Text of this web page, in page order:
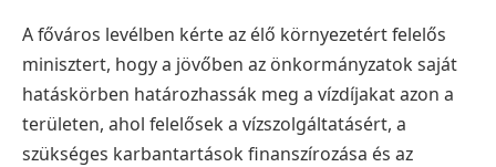
A főváros levélben kérte az élő környezetért felelős
minisztert, hogy a jövőben az önkormányzatok saját
hatáskörben határozhassák meg a vízdíjakat azon a
területen, ahol felelősek a vízszolgáltatásért, a
szükséges karbantartások finanszírozása és az